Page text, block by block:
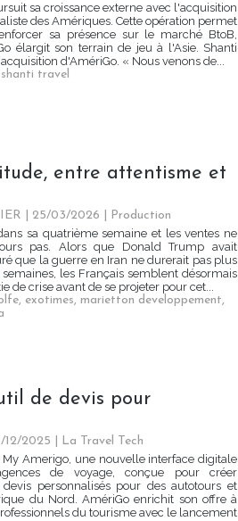
sa croissance externe avec l'acquisition
des Amériques. Cette opération permet
sa présence sur le marché BtoB,
élargit son terrain de jeu à l'Asie. Shanti
d'AmériGo. « Nous venons de...
shanti travel
entre attentisme et
| 25/03/2026
Production
sa quatrième semaine et les ventes ne
pas. Alors que Donald Trump avait
que la guerre en Iran ne durerait pas plus
les Français semblent désormais
de crise avant de se projeter pour cet...
, exotimes, marietton developpement,
de devis pour
12/2025
La Travel Tech
My Amerigo, une nouvelle interface digitale
de voyage, conçue pour créer
personnalisés pour des autotours et
du Nord. AmériGo enrichit son offre à
du tourisme avec le lancement